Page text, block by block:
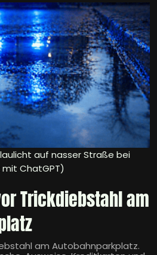
auf nasser Straße bei
mit ChatGPT)
Trickdiebstahl am
am Autobahnparkplatz.